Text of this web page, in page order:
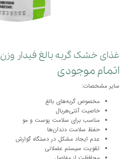
غذای خشک گربه بالغ فیدار وزن 2 کیلوگرم
اتمام موجودی
سایر مشخصات:
مخصوص گربه‌های بالغ
خاصیت آنتی‌هربال
مناسب برای سلامت پوست و مو
حفظ سلامت دندان‌ها
عدم ایجاد مشکل در دستگاه گوارش
تقویت سیستم عضلانی